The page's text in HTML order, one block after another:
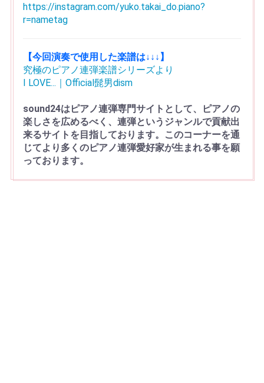
https://instagram.com/yuko.takai_do.piano?
r=nametag
【今回演奏で使用した楽譜は↓↓↓】
究極のピアノ連弾楽譜シリーズより
I LOVE...｜Official髭男dism
sound24はピアノ連弾専門サイトとして、ピアノの
楽しさを広めるべく、連弾というジャンルで貢献出
来るサイトを目指しております。このコーナーを通
じてより多くのピアノ連弾愛好家が生まれる事を願
っております。